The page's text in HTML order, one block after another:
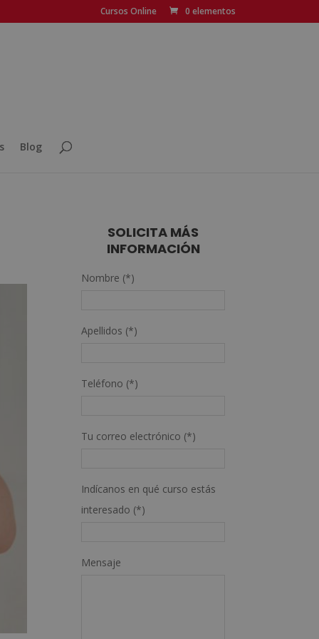
Cursos Online 0 elementos
Blog
SOLICITA MÁS
INFORMACIÓN
Nombre (*)
Apellidos (*)
Teléfono (*)
Tu correo electrónico (*)
Indícanos en qué curso estás
interesado (*)
Mensaje